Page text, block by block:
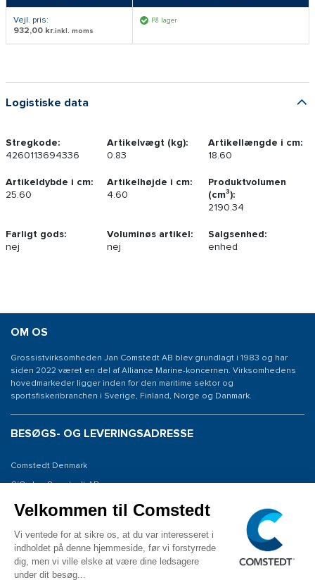
Vejl. pris:
932,00 kr.inkl. moms
På lager
Logistiske data
Stregkode:
4260113694336
Artikelvægt (kg):
0.83
Artikellængde i cm:
18.60
Artikeldybde i cm:
25.60
Artikelhøjde i cm:
4.60
Produktvolumen
(cm³):
2190.34
Farligt gods:
nej
Voluminøs artikel:
nej
Salgsenhed:
enhed
OM OS
Grossistvirksomheden Jan Comstedt AB blev grundlagt i 1983 og har
siden 2022 været en del af Alliance Marine-koncernen. Virksomhedens
hovedmarkeder ligger inden for den maritime sektor og
sportsfiskeribranchen i Sverige, Finland, Norge og Danmark.
BESØGS- OG LEVERINGSADRESSE
Comstedt Denmark
C/O: Jan Comstedt AB
Niels Bohrsvej 7
Denmark